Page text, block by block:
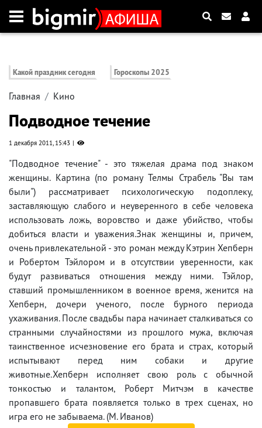
Какой праздник сегодня Гороскопы 2025
Главная Кино
Подводное течение
1 декабря 2011, 15:43
"Подводное течение" - это тяжелая драма под знаком
женщины. Картина (по роману Телмы Страбель "Вы там
были") рассматривает психологическую подоплеку,
заставляющую слабого и неуверенного в себе человека
использовать ложь, воровство и даже убийство, чтобы
добиться власти и уважения.Знак женщины и, причем,
очень привлекательной - это роман между Кэтрин Хепберн
и Робертом Тэйлором и в отсутствии уверенности, как
будут развиваться отношения между ними. Тэйлор,
ставший промышленником в военное время, женится на
Хепберн, дочери ученого, после бурного периода
ухаживания. После свадьбы пара начинает сталкиваться со
странными случайностями из прошлого мужа, включая
таинственное исчезновение его брата и страх, который
испытывают перед ним собаки и другие
животные.Хепберн исполняет свою роль с обычной
тонкостью и талантом, Роберт Митчэм в качестве
пропавшего брата появляется только в трех сценах, но
игра его не забываема. (М. Иванов)